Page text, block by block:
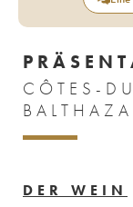
CÔTES-
DER WEIN